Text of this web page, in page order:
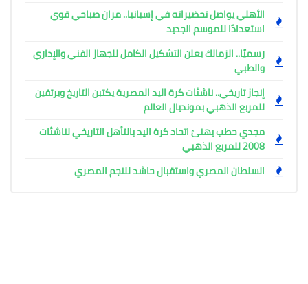
الأهلي يواصل تحضيراته في إسبانيا.. مران صباحي قوي
استعدادًا للموسم الجديد
رسميًا.. الزمالك يعلن التشكيل الكامل للجهاز الفني والإداري
والطبي
إنجاز تاريخي.. ناشئات كرة اليد المصرية يكتبن التاريخ ويرتقين
للمربع الذهبي بمونديال العالم
مجدي حطب يهنئ اتحاد كرة اليد بالتأهل التاريخي لناشئات
2008 للمربع الذهبي
السلطان المصري واستقبال حاشد للنجم المصري